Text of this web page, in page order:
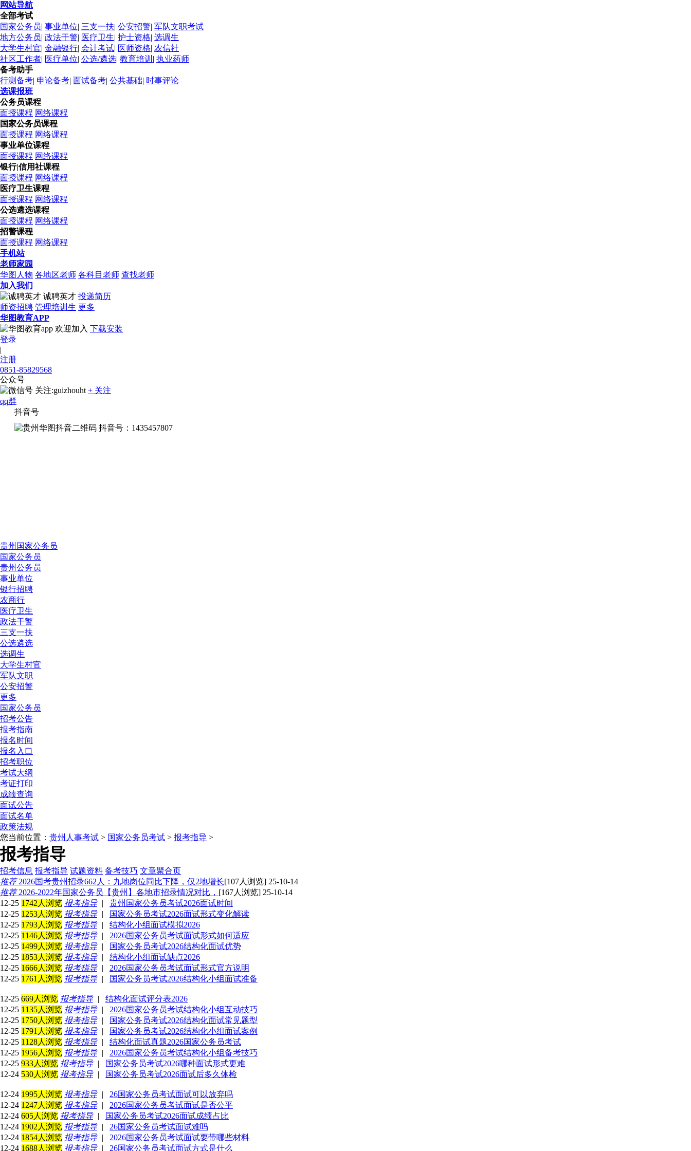
网站导航
全部考试
国家公务员| 事业单位| 三支一扶| 公安招警| 军队文职考试
地方公务员| 政法干警| 医疗卫生| 护士资格| 选调生
大学生村官| 金融银行| 会计考试| 医师资格| 农信社
社区工作者| 医疗单位| 公选/遴选| 教育培训 | 执业药师
备考助手
行测备考| 申论备考| 面试备考| 公共基础| 时事评论
选课报班
公务员课程
面授课程 网络课程
国家公务员课程
面授课程 网络课程
事业单位课程
面授课程 网络课程
银行|信用社课程
面授课程 网络课程
医疗卫生课程
面授课程 网络课程
公选遴选课程
面授课程 网络课程
招警课程
面授课程 网络课程
手机站
老师家园
华图人物 各地区老师 各科目老师 查找老师
加入我们
诚聘英才 投递简历
师资招聘 管理培训生 更多
华图教育APP
欢迎加入 下载安装
登录
|
注册
0851-85829568
公众号
关注:guizhouht + 关注
qq群
抖音号
抖音号：1435457807
贵州国家公务员
国家公务员
贵州公务员
事业单位
银行招聘
农商行
医疗卫生
政法干警
三支一扶
公选遴选
选调生
大学生村官
军队文职
公安招警
更多
国家公务员
招考公告
报考指南
报名时间
报名入口
招考职位
考试大纲
考证打印
成绩查询
面试公告
面试名单
政策法规
您当前位置： 贵州人事考试 > 国家公务员考试 > 报考指导 >
报考指导
招考信息 报考指导 试题资料 备考技巧 文章聚合页
推荐2026国考贵州招录662人：九地岗位同比下降，仅2地增长[107人浏览] 25-10-14
推荐2026-2022年国家公务员【贵州】各地市招录情况对比， [167人浏览] 25-10-14
12-25 1742人浏览 报考指导|
贵州国家公务员考试2026面试时间
12-25 1253人浏览 报考指导|
国家公务员考试2026面试形式变化解读
12-25 1793人浏览 报考指导|
结构化小组面试模拟2026
12-25 1146人浏览 报考指导|
2026国家公务员考试面试形式如何适应
12-25 1499人浏览 报考指导|
国家公务员考试2026结构化面试优势
12-25 1853人浏览 报考指导|
结构化小组面试缺点2026
12-25 1666人浏览 报考指导|
2026国家公务员考试面试形式官方说明
12-25 1761人浏览 报考指导| 国家公务员考试2026结构化小组面试准备
12-25 669人浏览 报考指导|
结构化面试评分表2026
12-25 1135人浏览 报考指导|
2026国家公务员考试结构化小组互动技巧
12-25 1750人浏览 报考指导|
国家公务员考试2026结构化面试常见题型
12-25 1791人浏览 报考指导|
国家公务员考试2026结构化小组面试案例
12-25 1128人浏览 报考指导|
结构化面试真题2026国家公务员考试
12-25 1956人浏览 报考指导|
2026国家公务员考试结构化小组备考技巧
12-25 933人浏览 报考指导|
国家公务员考试2026哪种面试形式更难
12-24 530人浏览 报考指导| 国家公务员考试2026面试后多久体检
12-24 1995人浏览 报考指导|
26国家公务员考试面试可以放弃吗
12-24 1247人浏览 报考指导|
2026国家公务员考试面试是否公平
12-24 605人浏览 报考指导|
国家公务员考试2026面试成绩占比
12-24 1902人浏览 报考指导|
26国家公务员考试面试难吗
12-24 1854人浏览 报考指导|
2026国家公务员考试面试要带哪些材料
12-24 1688人浏览 报考指导|
26国家公务员考试面试方式是什么